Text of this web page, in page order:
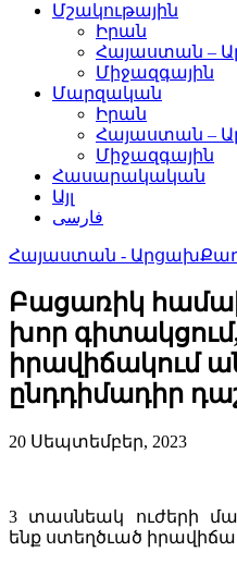
Մշակութային
Իրան
Հայաստան –
Միջազգային
Մարզական
Իրան
Հայաստան –
Միջազգային
Հասարակական
Այլ
فارسی
Հայաստան - Արցախ
Բացառիկ
խոր
իրավիճակում
ընդդիմադիր
20 Սեպտեմբեր, 2023
3 տասնեակ ուժերի
ենք ստեղծւած